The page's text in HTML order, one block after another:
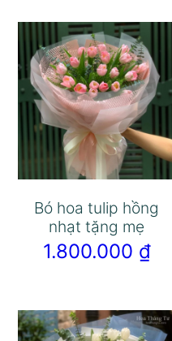
Bó hoa tulip hồng
nhạt tặng mẹ
1.800.000 ₫